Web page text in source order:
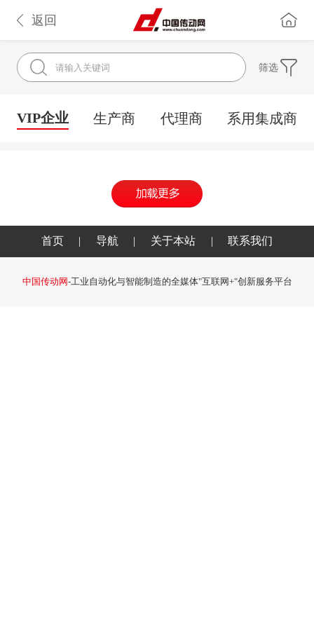
返回
筛选
VIP企业 生产商 代理商 系用集成商
首页 | 导航 | 关于本站 | 联系我们
中国传动网-工业自动化与智能制造的全媒体"互联网+"创新服务平台